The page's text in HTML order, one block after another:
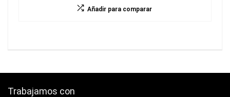
Añadir para comparar
Trabajamos con